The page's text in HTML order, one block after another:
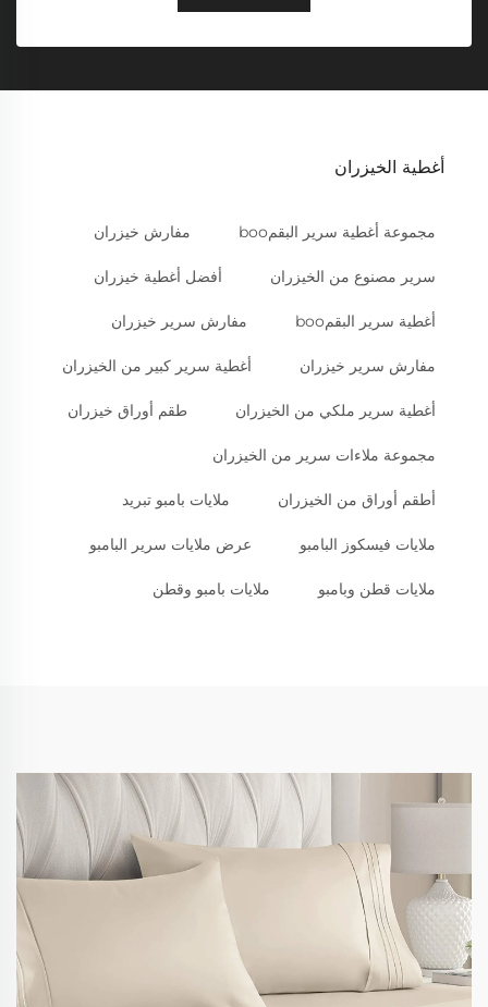
أغطية الخيزران
مجموعة أغطية سرير البقمboo مفارش خيزران
سرير مصنوع من الخيزران أفضل أغطية خيزران
أغطية سرير البقمboo مفارش سرير خيزران
مفارش سرير خيزران أغطية سرير كبير من الخيزران
أغطية سرير ملكي من الخيزران طقم أوراق خيزران
مجموعة ملاءات سرير من الخيزران
أطقم أوراق من الخيزران ملايات بامبو تبريد
ملايات فيسكوز البامبو عرض ملايات سرير البامبو
ملايات قطن وبامبو ملايات بامبو وقطن